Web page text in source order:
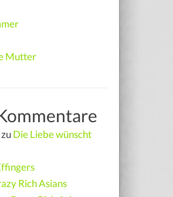
Mutter
zuDie Liebe wünscht
Rich Asians